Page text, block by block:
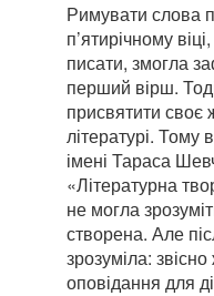
Римувати слова
п’ятирічному
писати, змогла
перший вірш.
присвятити своє
літературі. Тому
імені Тараса
«Літературна
не могла
створена. Але
зрозуміла:
оповідання для